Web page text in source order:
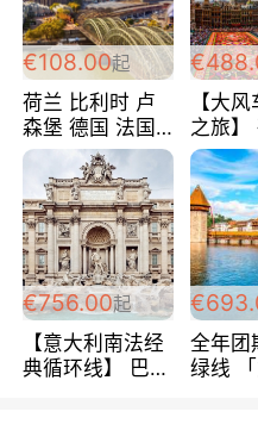
€108.00起
荷兰 比利时 卢
森堡 德国 法国
超爽玩遍西欧 循
环线 全程四星宾
馆 108欧/人/天
【大
之旅】
法 巴
典五国
488欧/
€756.00起
【意大利南法经
典循环线】 巴黎
全年团
绿线